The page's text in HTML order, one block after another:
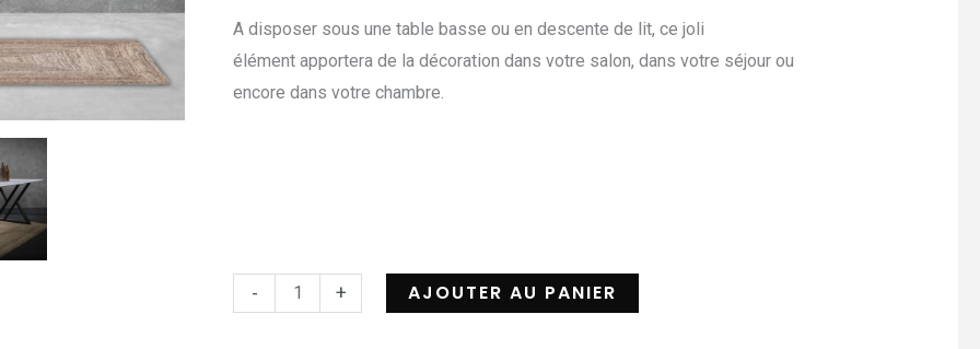
A disposer sous une table basse ou en descente de lit, ce joli
élément apportera de la décoration dans votre salon, dans votre séjour ou
encore dans votre chambre.
- + AJOUTER AU PANIER